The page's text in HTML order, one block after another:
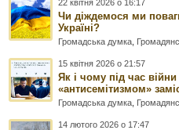
22 квітня 2026 о 16:17
Чи діждемося ми
Україні?
Громадська думка
15 квітня 2026 о 21:57
Як і чому під час
«антисемітизмом»
Громадська думка
14 лютого 2026 о 17:47